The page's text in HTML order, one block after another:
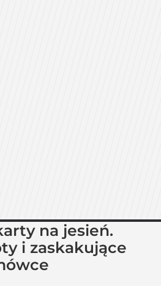
na jesień.
i zaskakujące